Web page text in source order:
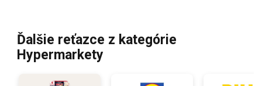
Ďalšie reťazce z kategórie
Hypermarkety